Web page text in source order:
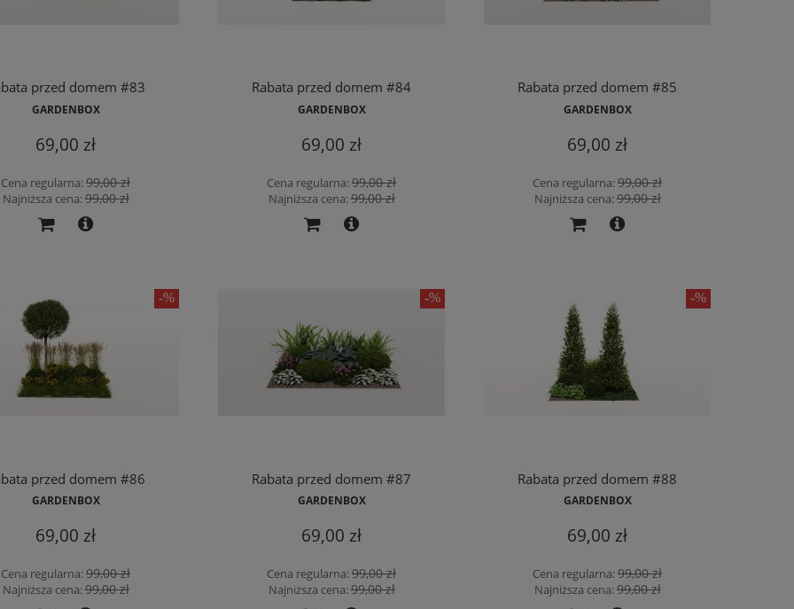
przed domem #83
GARDENBOX
69,00 zł
Cena regularna:99,00 zł
Najniższa cena:99,00 zł
Rabata przed domem #84
GARDENBOX
69,00 zł
Cena regularna:99,00 zł
Najniższa cena:99,00 zł
Rabata przed domem #85
GARDENBOX
69,00 zł
Cena regularna:99,00 zł
Najniższa cena:99,00 zł
przed domem #86
GARDENBOX
69,00 zł
Cena regularna:99,00 zł
Najniższa cena:99,00 zł
Rabata przed domem #87
GARDENBOX
69,00 zł
Cena regularna:99,00 zł
Najniższa cena:99,00 zł
Rabata przed domem #88
GARDENBOX
69,00 zł
Cena regularna:99,00 zł
Najniższa cena:99,00 zł